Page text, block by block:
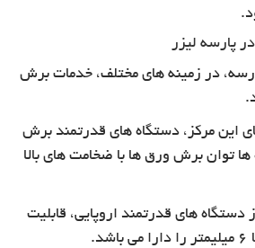
پارسه لیزر
در زمینه های مختلف، خدمات برش
این مرکز، دستگاه های قدرتمند برش
توان برش ورق ها با ضخامت های بالا
دستگاه های قدرتمند اروپایی، قابلیت